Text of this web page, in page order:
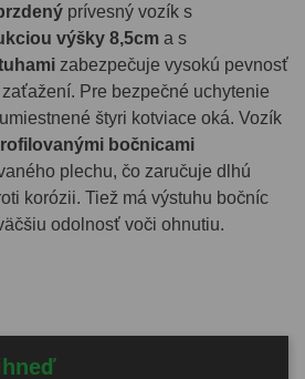
prívesný vozík s
výšky 8,5cm a s
zabezpečuje vysokú pevnosť
Pre bezpečné uchytenie
štyri kotviace oká. Vozík
bočnicami
plechu, čo zaručuje dlhú
korózii. Tiež má výstuhu bočníc
odolnosť voči ohnutiu.